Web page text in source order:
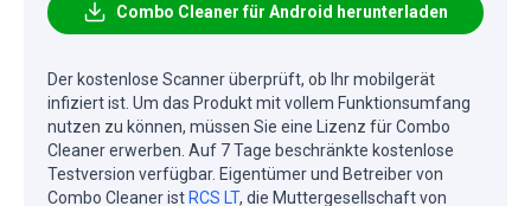
Combo Cleaner für Android herunterladen
Der kostenlose Scanner überprüft, ob Ihr mobilgerät
infiziert ist. Um das Produkt mit vollem Funktionsumfang
nutzen zu können, müssen Sie eine Lizenz für Combo
Cleaner erwerben. Auf 7 Tage beschränkte kostenlose
Testversion verfügbar. Eigentümer und Betreiber von
Combo Cleaner ist RCS LT, die Muttergesellschaft von